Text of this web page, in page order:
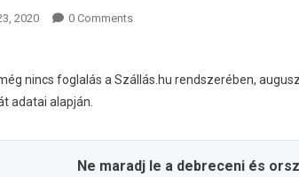
2020 0 Comments
nincs foglalás a Szállás.hu rendszerében,
adatai alapján
Ne maradj le a debreceni és